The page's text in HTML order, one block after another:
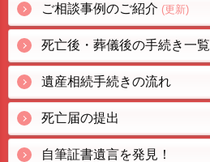
ご相談事例のご紹介 (更新)
死亡後・葬儀後の手続き一覧
遺産相続手続きの流れ
死亡届の提出
自筆証書遺言を発見！